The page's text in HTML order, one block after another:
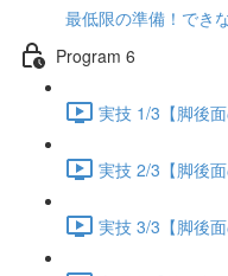
最低限の準備！でき
Program 6
実技 1/3【脚後
実技 2/3【脚後
実技 3/3【脚後